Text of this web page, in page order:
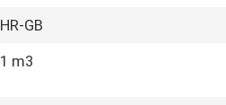
HR-GB
1 m3